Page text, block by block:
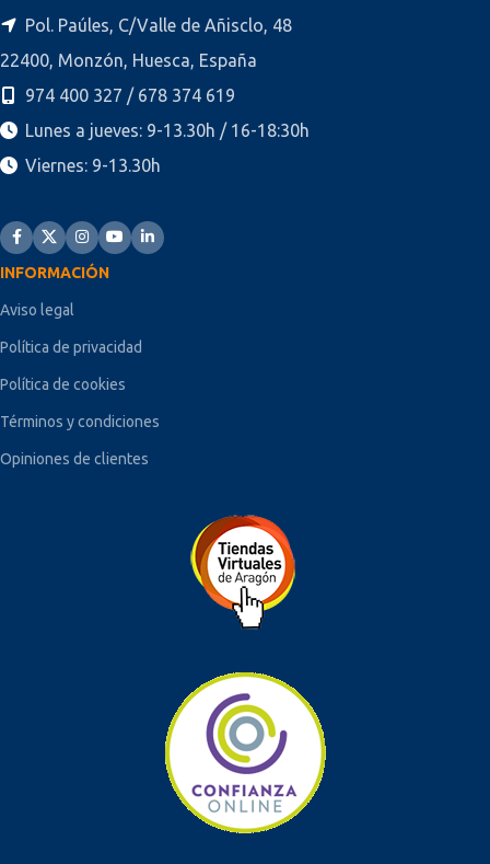
Pol. Paúles, C/Valle de Añisclo, 48
22400, Monzón, Huesca, España
974 400 327 / 678 374 619
Lunes a jueves: 9-13.30h / 16-18:30h
Viernes: 9-13.30h
INFORMACIÓN
Aviso legal
Política de privacidad
Política de cookies
Términos y condiciones
Opiniones de clientes